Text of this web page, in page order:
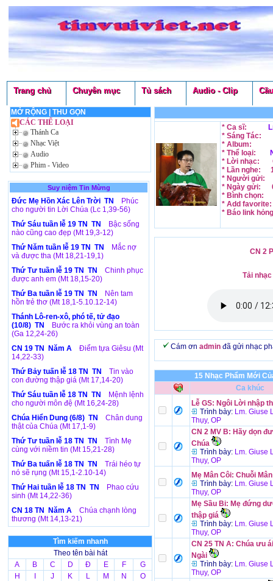
Trang chủ Chuyên mục Tủ sách Audio - Clip
MỞ RỘNG| THU GỌN
CÁC THỂ LOẠI
Thánh Ca
Nhạc Việt
Audio
Phim - Video
Suy niệm Tin Mừng
Đức Mẹ Hồn Xác Lên Trời TN
Phúc
cho người tin Lời Chúa (Lc 1,39-56)
Thứ Sáu tuần lễ 19 TN TN
Bậc sống
nào cũng cao đẹp (Mt 19,3-12)
Thứ Năm tuần lễ 19 TN TN
Mắc nợ
và được tha (Mt 18,21-19,1)
Thứ Tư tuần lễ 19 TN TN
Chinh phục
được anh em (Mt 18,15-20)
Thứ Ba tuần lễ 19 TN TN
Nên tam
hồn trẻ thơ (Mt 18,1-5.10.12-14)
Thánh Lô-ren-xô, phó tế, tử đạo
(10/8) TN
Bước ra khỏi vùng an toàn
(Ga 12,24-26)
CN 19 TN Năm A
Điểm tựa Giêsu (Mt
14,22-33)
Thứ Bảy tuấn lễ 18 TN TN
Tin vào
con đường thập giá (Mt 17,14-20)
Thứ Sáu tuần lễ 18 TN TN
Mệnh lệnh
cho người môn đệ (Mt 16,24-28)
Chúa Hiển Dung (6/8) TN
Chân dung
thật của Chúa (Mt 17,1-9)
Thứ Tư tuần lễ 18 TN TN
Tình Mẹ
cùng với niềm tin (Mt 15,21-28)
Thứ Ba tuấn lễ 18 TN TN
Trái héo tự
nó sẽ rụng (Mt 15,1-2.10-14)
Thứ Hai tuần lễ 18 TN TN
Phao cứu
sinh (Mt 14,22-36)
CN 18 TN Năm A
Chúa chạnh lòng
thương (Mt 14,13-21)
Tìm kiếm nhanh
Theo tên bài hát
A
B C D Đ E F
G
H
J K L M N
O
* Ca sĩ:
* Sáng Tác:
* Album:
* Thể loại:
* Lời nhạc:
* Lần nghe:
* Người gửi:
* Ngày gửi:
* Bình chọn:
* Add favorite:
* Báo link
CN 2
Tải nhạc
Cám ơn admin đã gửi nhạc
15 Nhạc Phẩm Mới
Ca khúc
Lễ GS: Ngôi Lời nhập
Trình bày: Lm. Giuse
Thụy, OP
CN 2 MV B: Hãy dọn
Chúa
Trình bày: Lm. Giuse
Thụy, OP
Mẹ Mân Côi: Chuỗi
Trình bày: Lm. Giuse
Thụy, OP
Mẹ Sầu Bi: Mẹ đứng
thập giá
Trình bày: Lm. Giuse
Thụy, OP
CN 25 TN A: Chúa ưu
Ngài
Trình bày: Lm. Giuse
Thụy, OP